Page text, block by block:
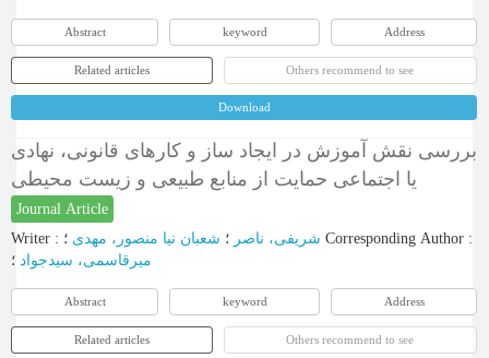
Abstract keyword Address
Related articles Others recommend to see
Download
بررسی نقش آموزش در ایجاد ساز و کارهای قانونی، نهادی
یا اجتماعی حمایت از منابع طبیعی و زیست محیطی
Journal Article
Writer : شریفی، ناصر ؛ شعبان نیا منصور، مهدی Corresponding Author :
میرقاسمی، سیدجواد ؛
Abstract keyword Address
Related articles Others recommend to see